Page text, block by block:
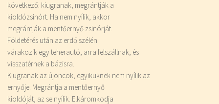
következő: kiugranak, megrántják a
kioldózsinórt. Ha nem nyílik, akkor
megrántják a mentőernyő zsinórját.
Földetérés után az erdő szélén
várakozik egy teherautó, arra felszállnak, és
visszatérnek a bázisra.
Kiugranak az újoncok, egyiküknek nem nyílik az
ernyője. Megrántja a mentőernyő
kioldóját, az se nyílik. Elkáromkodja